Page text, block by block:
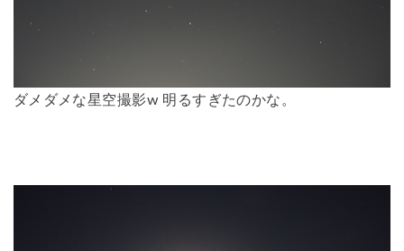
ダメダメな星空撮影w 明るすぎたのかな。